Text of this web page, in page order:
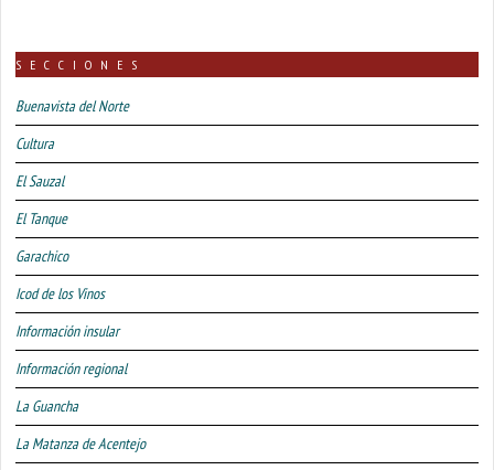
SECCIONES
Buenavista del Norte
Cultura
El Sauzal
El Tanque
Garachico
Icod de los Vinos
Información insular
Información regional
La Guancha
La Matanza de Acentejo